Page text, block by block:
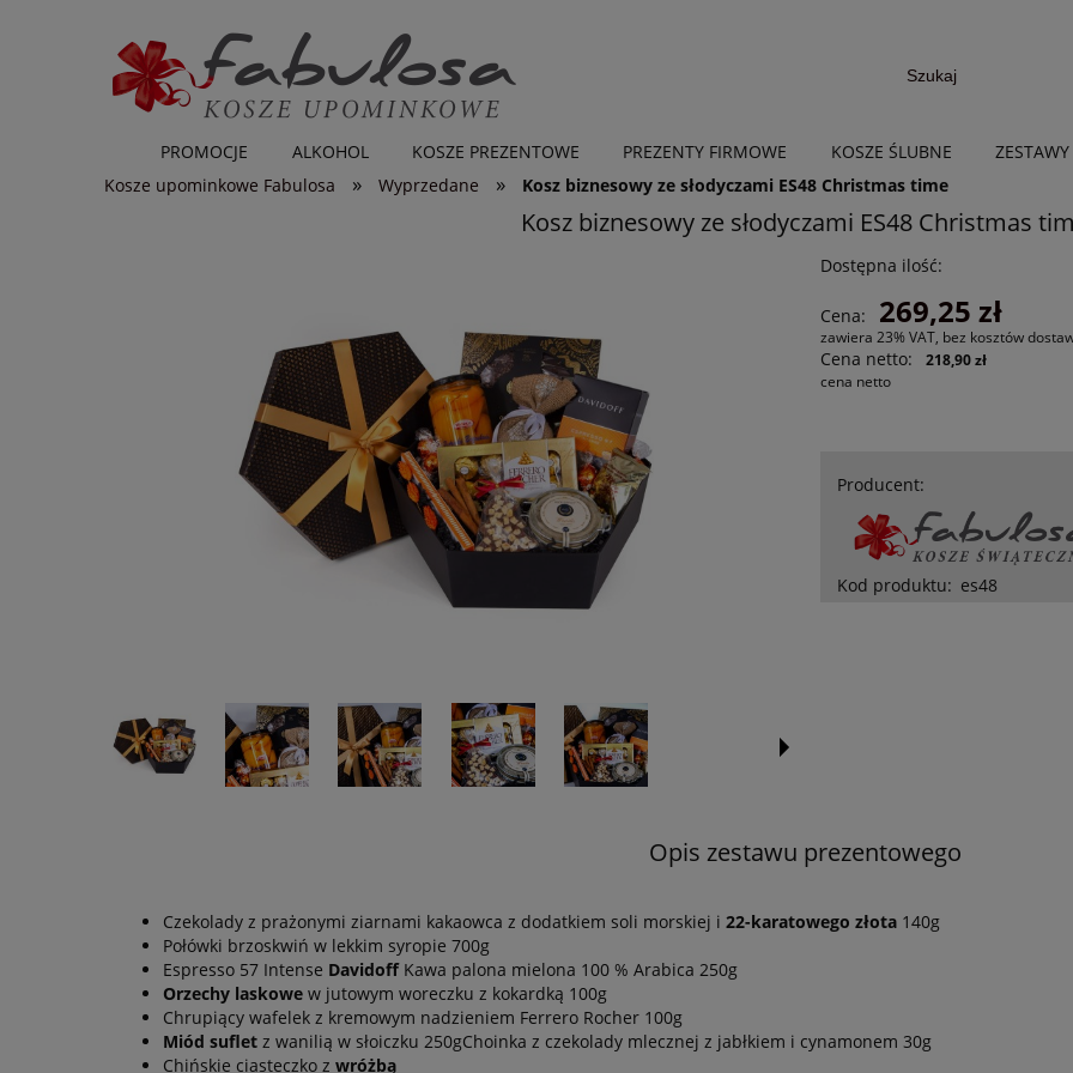
PROMOCJE ALKOHOL KOSZE PREZENTOWE PREZENTY FIRMOWE KOSZE ŚLUBNE
Kosze upominkowe Fabulosa
» Wyprzedane » Kosz biznesowy ze słodyczami ES48 Christmas time
Kosz biznesowy ze słodyczami ES48 Christmas
Dostępna ilość:
Cena: 269,25 zł
zawiera 23% VAT, bez kosztów
Cena netto:
218,90 zł
cena netto
Producent:
Kod produktu: es48
Opis zestawu prezentowego
Czekolady z prażonymi ziarnami kakaowca z dodatkiem soli morskiej i 22-karatowego złota 140g
Połówki brzoskwiń w lekkim syropie 700g
Espresso 57 Intense DavidoffKawa palona mielona 100 % Arabica 250g
Orzechy laskowe w jutowym woreczku z kokardką 100g
Chrupiący wafelek z kremowym nadzieniem Ferrero Rocher 100g
Miód suflet z wanilią w słoiczku 250gChoinka z czekolady mlecznej z jabłkiem i cynamonem 30g
Chińskie ciasteczko z wróżbą